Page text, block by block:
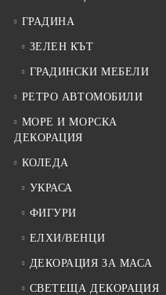
ГРАДИНА
ЗЕЛЕН КЪТ
ГРАДИНСКИ МЕБЕЛИ
РЕТРО АВТОМОБИЛИ
МОРЕ И МОРСКА
ДЕКОРАЦИЯ
КОЛЕДА
УКРАСА
ФИГУРИ
ЕЛХИ/ВЕНЦИ
ДЕКОРАЦИЯ ЗА МАСА
СВЕТЕЩА ДЕКОРАЦИЯ